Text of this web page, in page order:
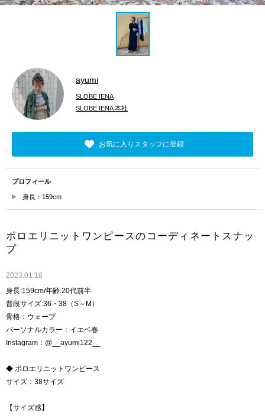
ayumi
SLOBE IENA
SLOBE IENA 本社
お気に入りスタッフに登録
プロフィール
身長：159cm
ポロエリニットワンピースのコーディネートスナッ
プ
2023.01.18
身長:159cm/年齢:20代前半
普段サイズ:36・38（S～M）
骨格：ウェーブ
パーソナルカラー：イエベ春
Instagram：@__ayumi122__
◆ ポロエリニットワンピース
サイズ：38サイズ
【サイズ感】